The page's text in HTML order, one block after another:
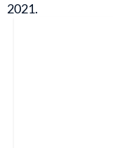
2021.